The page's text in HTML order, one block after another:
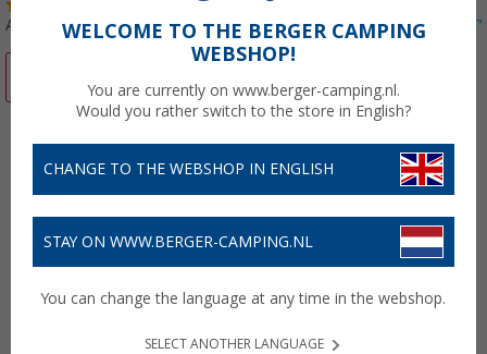
Artikelnr: 217005WELCOME TO THE BERGER CAMPING
WEBSHOP!
You are currently on www.berger-camping.nl.
Would you rather switch to the store in English?
CHANGE TO THE WEBSHOP IN ENGLISH
STAY ON WWW.BERGER-CAMPING.NL
You can change the language at any time in the webshop.
SELECT ANOTHER LANGUAGE